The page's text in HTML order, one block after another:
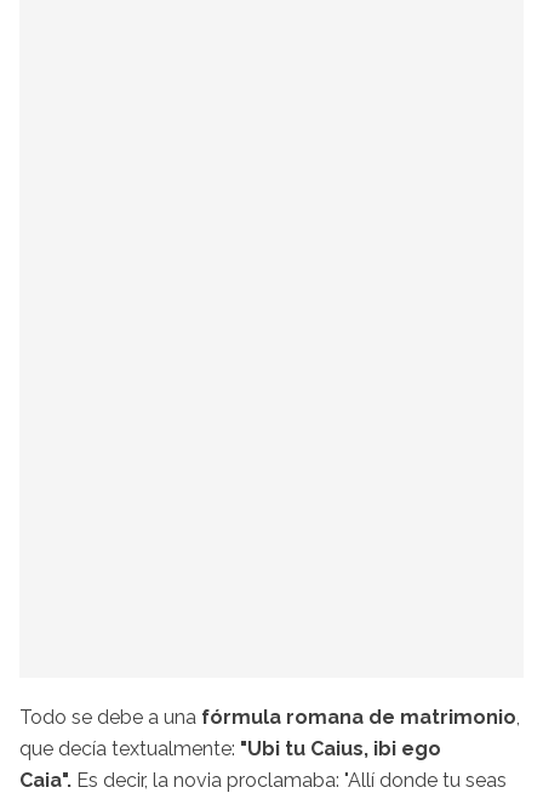
Todo se debe a una fórmula romana de matrimonio,
que decía textualmente: "Ubi tu Caius, ibi ego
Caia". Es decir, la novia proclamaba: "Allí donde tu seas